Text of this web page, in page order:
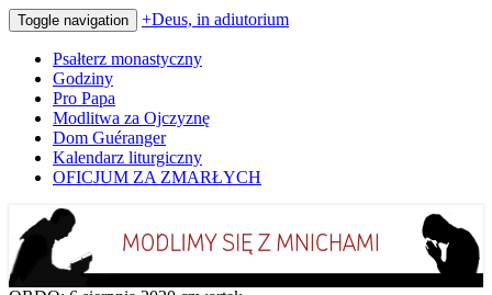
Toggle navigation +Deus, in adiutorium
Psałterz monastyczny
Godziny
Pro Papa
Modlitwa za Ojczyznę
Dom Guéranger
Kalendarz liturgiczny
OFICJUM ZA ZMARŁYCH
+Deus, in adiutorium
Codziennie modlimy się z mnichami